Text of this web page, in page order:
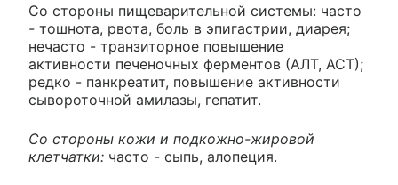
Со стороны пищеварительной системы: часто
- тошнота, рвота, боль в эпигастрии, диарея;
нечасто - транзиторное повышение
активности печеночных ферментов (АЛТ, АСТ);
редко - панкреатит, повышение активности
сывороточной амилазы, гепатит.
Со стороны кожи и подкожно-жировой
клетчатки: часто - сыпь, алопеция.